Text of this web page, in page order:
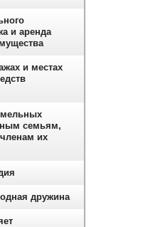
и аренда
и местах
семьям,
их
дружина